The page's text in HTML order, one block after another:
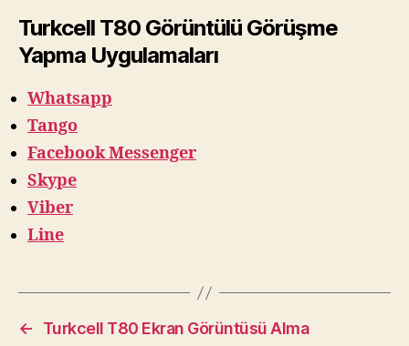
Turkcell T80 Görüntülü Görüşme
Yapma Uygulamaları
Whatsapp
Tango
Facebook Messenger
Skype
Viber
Line
←
Turkcell T80 Ekran Görüntüsü Alma